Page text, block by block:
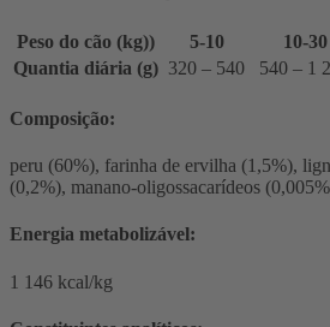
Peso do cão (kg)) 5-10 10-30
Quantia diária (g) 320 – 540 540 – 1
Composição:
peru (60%), farinha de ervilha (1,5%),
(0,2%), manano-oligossacarídeos
Energia metabolizável:
1 146 kcal/kg